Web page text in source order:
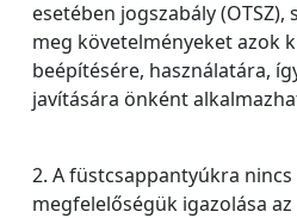
esetében jogszabály
meg követelményeket azok
beépítésére, használatára,
javítására önként
2. A füstcsappantyúkra
megfelelőségük igazolása az